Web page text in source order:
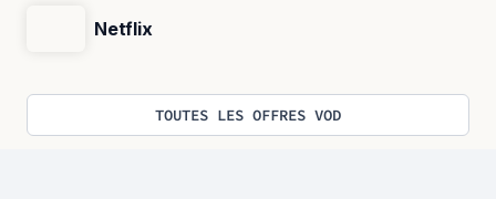
Netflix
TOUTES LES OFFRES VOD